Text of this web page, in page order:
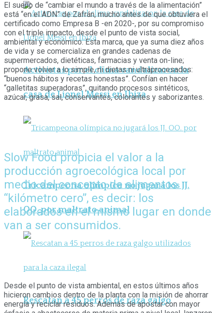
Activistas por el clima vandalizaron la
casa de Lionel Messi en Ibiza
Tricampeona olímpica no jugará los JJ.
OO. por maltrato animal
Rescatan a 45 perros de raza galgo
El sueño de “cambiar el mundo a través de la alimentación”
está “en el ADN” de Zafrán, mucho antes de que obtuviera el
certificado como Empresa B -en 2020-, por su compromiso
con el triple impacto, desde el punto de vista social,
ambiental y económico. Esta marca, que ya suma diez años
de vida y se comercializa en grandes cadenas de
supermercados, dietéticas, farmacias y venta on-line;
propone volver a lo simple, ni dietas ni ultraprocesados:
“buenos hábitos y recetas honestas”. Confían en hacer
“galletitas superadoras”, quitando procesos sintéticos,
azúcar, grasa, sal, conservantes, colorantes y saborizantes.
Slow Food propicia el valor a la
producción agroecológica local por
medio del concepto de alimentos
“kilómetro cero”, es decir: los
elaborados en el mismo lugar en donde
van a ser consumidos.
Desde el punto de vista ambiental, en estos últimos años
hicieron cambios dentro de la planta con la misión de ahorrar
energía y reciclar residuos. Además de apostar con mayor